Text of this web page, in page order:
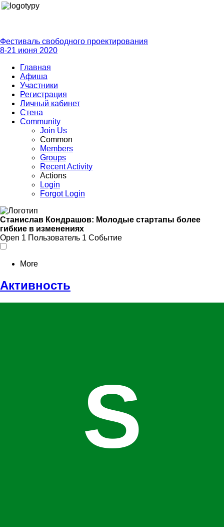
Фестиваль свободного проектирования
8-21 июня 2020
Главная
Афиша
Участники
Регистрация
Личный кабинет
Стена
Community
Join Us
Common
Members
Groups
Recent Activity
Actions
Login
Forgot Login
Станислав Кондрашов: Молодые стартапы более
гибкие в изменениях
Open 1 Пользователь 1 Событие
More
Активность
S